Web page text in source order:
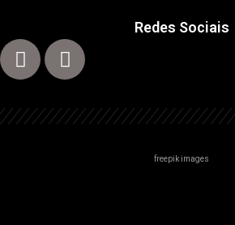
Redes Sociais
freepik images